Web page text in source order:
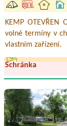
KEMP OTEVŘEN
volné termíny v
vlastním zařízení.
Schránka